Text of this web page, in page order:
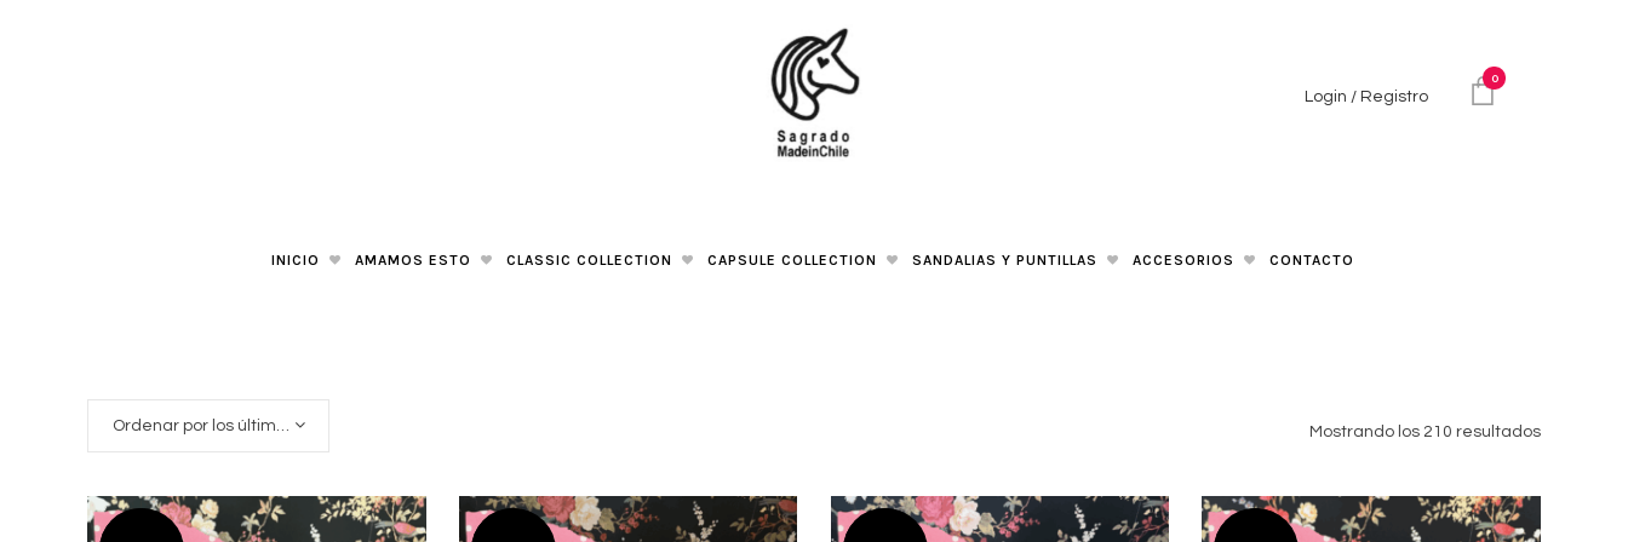
Login / Registro
0
INICIO AMAMOS ESTO CLASSIC COLLECTION CAPSULE COLLECTION SANDALIAS Y PUNTILLAS ACCESORIOS CONTACTO
Mostrando los 210 resultados
Ordenar por los últimos